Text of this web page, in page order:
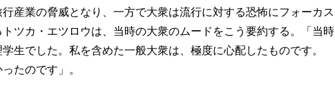
産業の脅威となり、一方で大衆は流行に対する恐怖にフォーカス
ツカ・エツロウは、当時の大衆のムードをこう要約する。「当時
生でした。私を含めた一般大衆は、極度に心配したものです。
たのです」。